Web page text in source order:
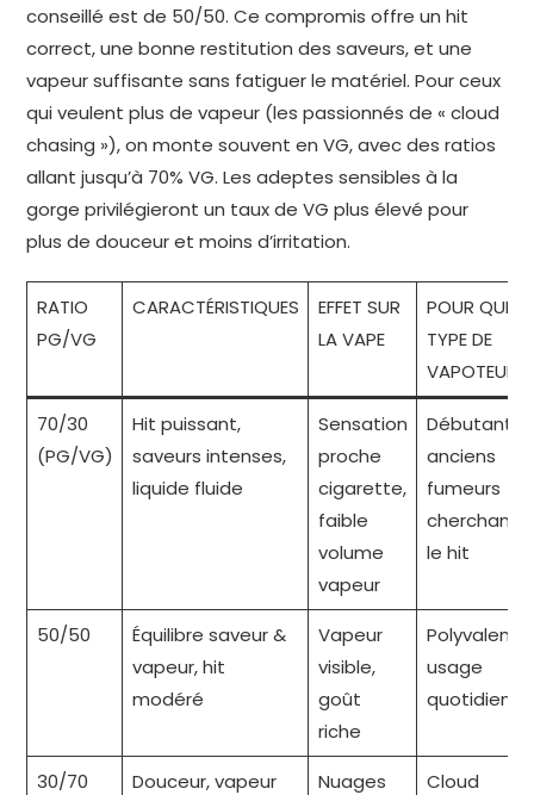
conseillé est de 50/50. Ce compromis offre un hit
correct, une bonne restitution des saveurs, et une
vapeur suffisante sans fatiguer le matériel. Pour ceux
qui veulent plus de vapeur (les passionnés de « cloud
chasing »), on monte souvent en VG, avec des ratios
allant jusqu’à 70% VG. Les adeptes sensibles à la
gorge privilégieront un taux de VG plus élevé pour
plus de douceur et moins d’irritation.
RATIO
PG/VG
CARACTÉRISTIQUES
EFFET SUR
LA VAPE
POUR QUEL
TYPE DE
VAPOTEUR
70/30
(PG/VG)
Hit puissant,
saveurs intenses,
liquide fluide
Sensation
proche
cigarette,
faible
volume
vapeur
Débutants,
anciens
fumeurs
cherchant
le hit
50/50
Équilibre saveur &
vapeur, hit
modéré
Vapeur
visible,
goût
riche
Polyvalent,
usage
quotidien
30/70
Douceur, vapeur
Nuages
Cloud